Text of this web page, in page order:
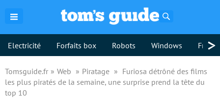
Electricité Forfaits box Robots Windows >
Tomsguide.fr Web Piratage
Furiosa détrôné des films
les plus piratés de la semaine, une surprise prend la tête du
top 10